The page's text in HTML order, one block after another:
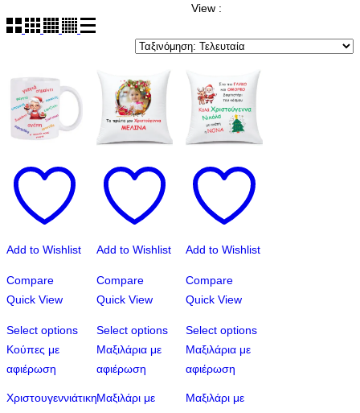
by
View :
Add to Wishlist
Compare
Quick View
Select options
Κούπες με
αφιέρωση
Χριστουγεννιάτικη
Add to Wishlist
Compare
Quick View
Select options
Αυτό
το
έχει
Μαξιλάρια με
αφιέρωση
Μαξιλάρι με
Add to Wishlist
Compare
Quick View
Select options
Αυτό
το
Μαξιλάρια με
αφιέρωση
Μαξιλάρι με